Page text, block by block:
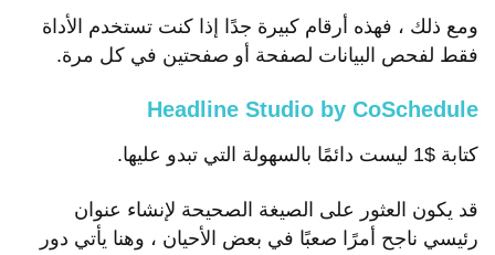
ومع ذلك ، فهذه أرقام كبيرة جدًا إذا كنت تستخدم الأداة
فقط لفحص البيانات لصفحة أو صفحتين في كل مرة.
Headline Studio by CoSchedule
كتابة $1 ليست دائمًا بالسهولة التي تبدو عليها.
قد يكون العثور على الصيغة الصحيحة لإنشاء عنوان
رئيسي ناجح أمرًا صعبًا في بعض الأحيان ، وهنا يأتي دور